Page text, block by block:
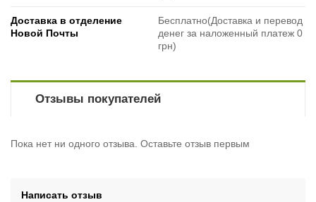
Доставка в отделение
Новой Почты
Бесплатно(Доставка и перевод
денег за наложенный платеж 0
грн)
Отзывы покупателей
Пока нет ни одного отзыва. Оставьте отзыв первым
Написать отзыв